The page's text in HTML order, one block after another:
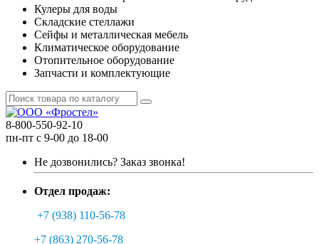
Кулеры для воды
Складские стеллажи
Сейфы и металлическая мебель
Климатическое оборудование
Отопительное оборудование
Запчасти и комплектующие
8-800-550-92-10
пн-пт с 9-00 до 18-00
Не дозвонились? Заказ звонка!
Отдел продаж:
+7 (938) 110-56-78
+7 (863) 270-56-78